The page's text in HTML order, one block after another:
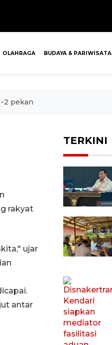
OLAHRAGA BUDAYA & PARIWISATA
2 pekan
rakyat
ujar
antar
TERKINI